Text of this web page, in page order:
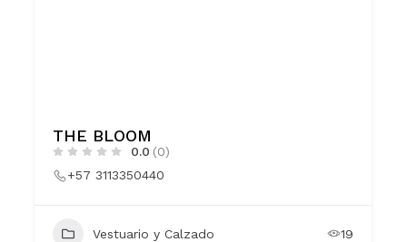
THE BLOOM
0.0 (0)
+57 3113350440
Vestuario y Calzado 19